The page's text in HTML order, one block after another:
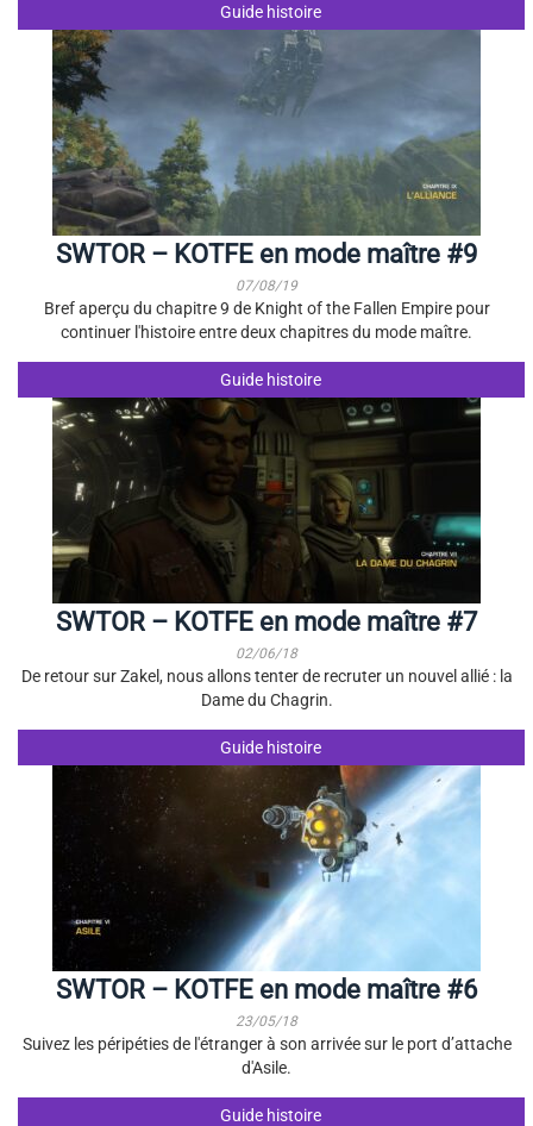
Guide histoire
SWTOR – KOTFE en mode maître #9
07/08/19
Bref aperçu du chapitre 9 de Knight of the Fallen Empire pour
continuer l'histoire entre deux chapitres du mode maître.
Guide histoire
SWTOR – KOTFE en mode maître #7
02/06/18
De retour sur Zakel, nous allons tenter de recruter un nouvel allié : la
Dame du Chagrin.
Guide histoire
SWTOR – KOTFE en mode maître #6
23/05/18
Suivez les péripéties de l'étranger à son arrivée sur le port d’attache
d'Asile.
Guide histoire